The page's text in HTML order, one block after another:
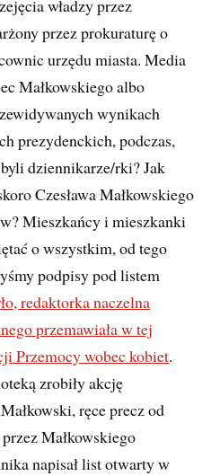
władzy przez
przez prokuraturę o
urzędu miasta. Media
Małkowskiego albo
wynikach
prezydenckich, podczas,
dziennikarze/rki? Jak
Czesława Małkowskiego
Mieszkańcy i mieszkanki
o wszystkim, od tego
podpisy pod listem
redaktorka naczelna
przemawiała w tej
Przemocy wobec kobiet.
zrobiły akcję
ręce precz od
Małkowskiego
napisał list otwarty w